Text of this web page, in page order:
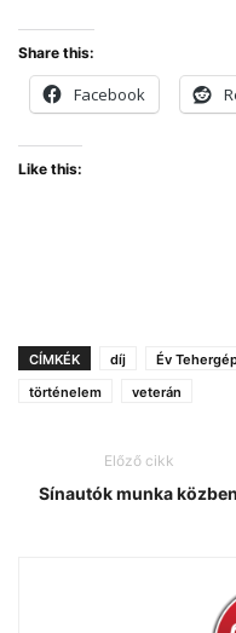
Share this:
Facebook
Like this:
CÍMKÉK díj Év
történelem
veterán
Előző cikk
Sínautók munka közben